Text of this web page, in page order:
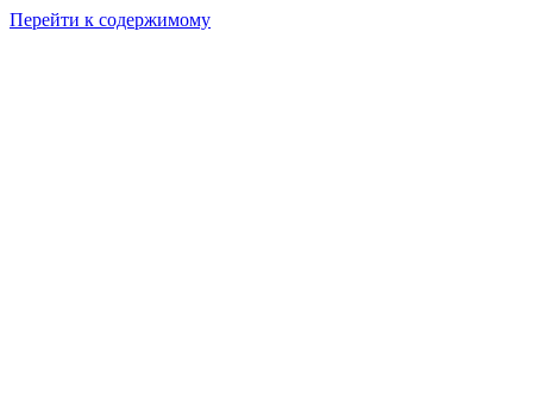
Перейти к содержимому